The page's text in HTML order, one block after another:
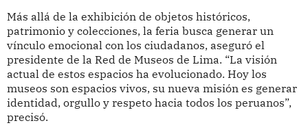
Más allá de la exhibición de objetos históricos,
patrimonio y colecciones, la feria busca generar un
vínculo emocional con los ciudadanos, aseguró el
presidente de la Red de Museos de Lima. “La visión
actual de estos espacios ha evolucionado. Hoy los
museos son espacios vivos, su nueva misión es generar
identidad, orgullo y respeto hacia todos los peruanos”,
precisó.